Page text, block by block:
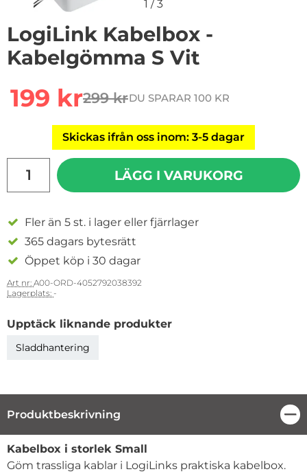
1 /3
LogiLink Kabelbox -
Kabelgömma S Vit
rea pris
199 krtidigare pris
299 krDU SPARAR 100 KR
Skickas ifrån oss inom: 3-5 dagar
LÄGG I VARUKORG
Fler än 5 st. i lager eller fjärrlager
365 dagars bytesrätt
Öppet köp i 30 dagar
Art nr: A00-ORD-4052792038392
Lagerplats: -
Upptäck liknande produkter
Sladdhantering
Produktbeskrivning
Produktbeskrivning
Kabelbox i storlek Small
Göm trassliga kablar i LogiLinks praktiska kabelbox.